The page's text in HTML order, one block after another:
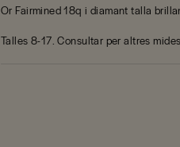
Or Fairmined 18q i diamant talla
Talles 8-17. Consultar per altres mides